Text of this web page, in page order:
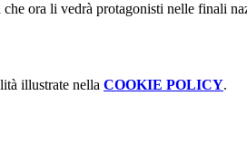
ora li vedrà protagonisti nelle finali
illustrate nella COOKIE POLICY.